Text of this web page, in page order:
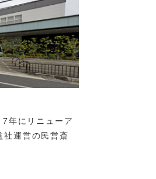
6
四日市市北大谷斎場
年にリニューア
社運営の民営斎